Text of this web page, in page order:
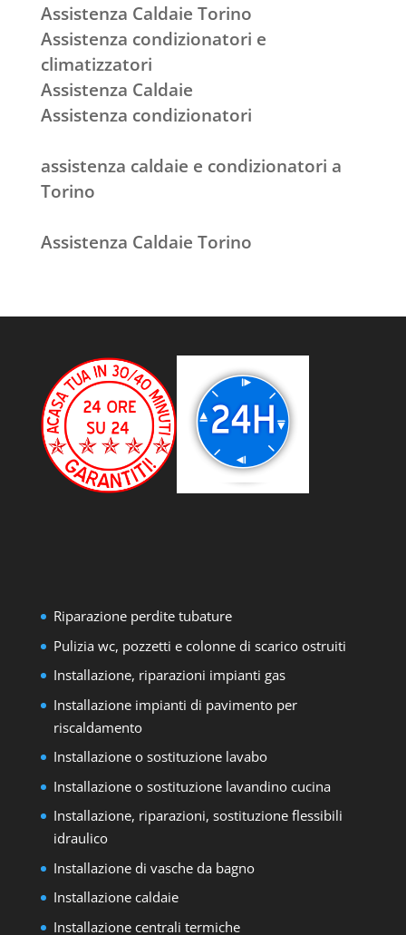
Assistenza Caldaie Torino
Assistenza condizionatori e
climatizzatori
Assistenza Caldaie
Assistenza condizionatori
assistenza caldaie e condizionatori a
Torino
Assistenza Caldaie Torino
Riparazione perdite tubature
Pulizia wc, pozzetti e colonne di scarico ostruiti
Installazione, riparazioni impianti gas
Installazione impianti di pavimento per
riscaldamento
Installazione o sostituzione lavabo
Installazione o sostituzione lavandino cucina
Installazione, riparazioni, sostituzione flessibili
idraulico
Installazione di vasche da bagno
Installazione caldaie
Installazione centrali termiche